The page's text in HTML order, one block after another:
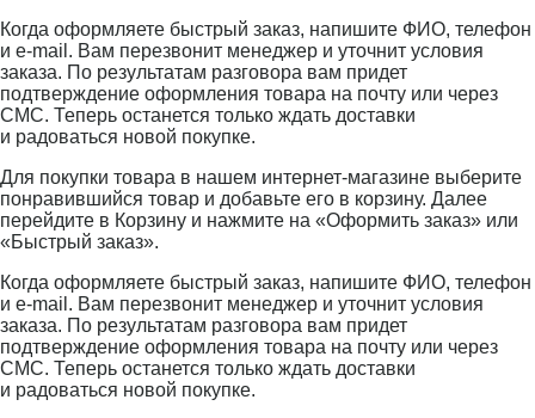
Когда оформляете быстрый заказ, напишите ФИО, телефон
и e-mail. Вам перезвонит менеджер и уточнит условия
заказа. По результатам разговора вам придет
подтверждение оформления товара на почту или через
СМС. Теперь останется только ждать доставки
и радоваться новой покупке.
Для покупки товара в нашем интернет-магазине выберите
понравившийся товар и добавьте его в корзину. Далее
перейдите в Корзину и нажмите на «Оформить заказ» или
«Быстрый заказ».
Когда оформляете быстрый заказ, напишите ФИО, телефон
и e-mail. Вам перезвонит менеджер и уточнит условия
заказа. По результатам разговора вам придет
подтверждение оформления товара на почту или через
СМС. Теперь останется только ждать доставки
и радоваться новой покупке.